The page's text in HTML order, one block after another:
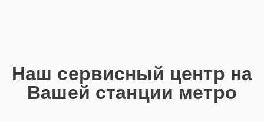
Наш сервисный центр на
Вашей станции метро